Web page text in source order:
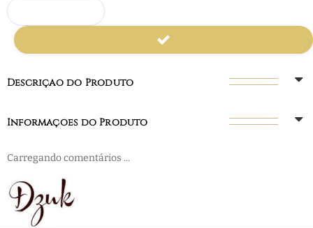
Descrição do Produto
Informações do Produto
Carregando comentários ...